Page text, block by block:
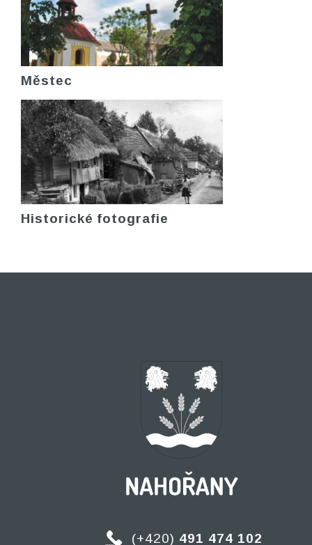
Městec
Historické fotografie
(+420) 491 474 102